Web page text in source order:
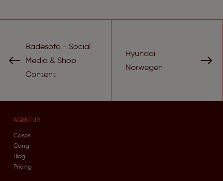
Badesofa - Social
Media & Shop
Content
Hyundai
Norwegen
AGENTUR
Cases
Gang
Blog
Pricing